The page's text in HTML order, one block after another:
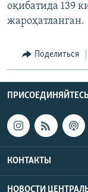
оқибатида 139
жароҳатланган.
Поделиться
КОНТАКТЫ
НОВОСТИ